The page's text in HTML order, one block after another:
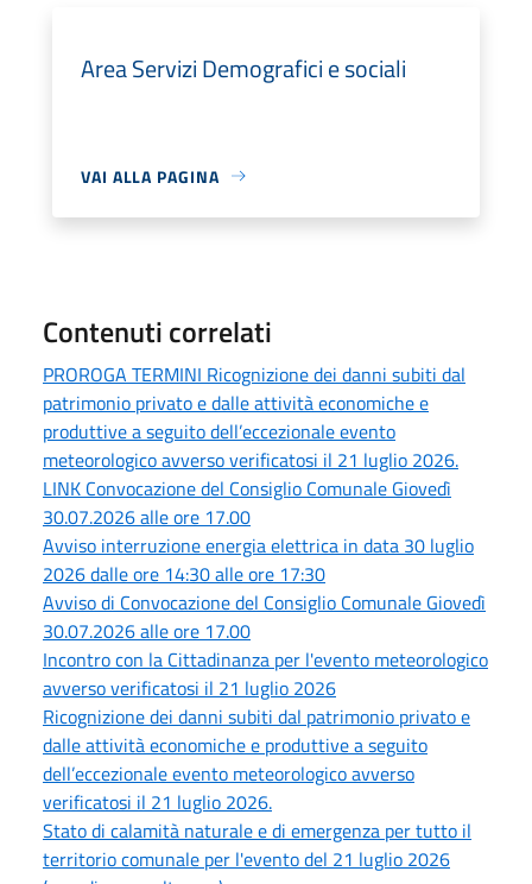
Area Servizi Demografici e sociali
VAI ALLA PAGINA
Contenuti correlati
PROROGA TERMINI Ricognizione dei danni subiti dal
patrimonio privato e dalle attività economiche e
produttive a seguito dell’eccezionale evento
meteorologico avverso verificatosi il 21 luglio 2026.
LINK Convocazione del Consiglio Comunale Giovedì
30.07.2026 alle ore 17.00
Avviso interruzione energia elettrica in data 30 luglio
2026 dalle ore 14:30 alle ore 17:30
Avviso di Convocazione del Consiglio Comunale Giovedì
30.07.2026 alle ore 17.00
Incontro con la Cittadinanza per l'evento meteorologico
avverso verificatosi il 21 luglio 2026
Ricognizione dei danni subiti dal patrimonio privato e
dalle attività economiche e produttive a seguito
dell’eccezionale evento meteorologico avverso
verificatosi il 21 luglio 2026.
Stato di calamità naturale e di emergenza per tutto il
territorio comunale per l'evento del 21 luglio 2026